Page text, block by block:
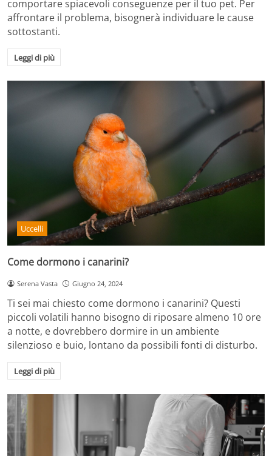
comportare spiacevoli conseguenze per il tuo pet. Per
affrontare il problema, bisognerà individuare le cause
sottostanti.
Leggi di più
Uccelli
Come dormono i canarini?
Serena Vasta Giugno 24, 2024
Ti sei mai chiesto come dormono i canarini? Questi
piccoli volatili hanno bisogno di riposare almeno 10 ore
a notte, e dovrebbero dormire in un ambiente
silenzioso e buio, lontano da possibili fonti di disturbo.
Leggi di più